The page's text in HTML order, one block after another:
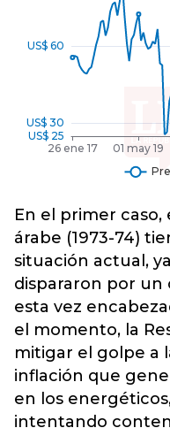
En el primer
árabe (1973-74)
situación actual,
dispararon por
esta vez
el momento, la
mitigar el golpe a
inflación que
en los
intentando